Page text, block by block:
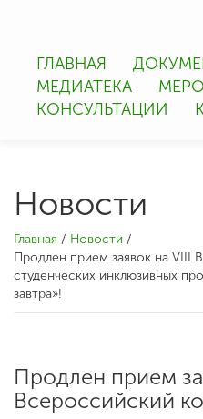
ГЛАВНАЯ
МЕДИАТЕКА
КОНСУЛЬТАЦИИ
Новости
Главная / Новости /
Продлен прием заявок на VIII
студенческих инклюзивных
завтра»!
Продлен прием
Всероссийский